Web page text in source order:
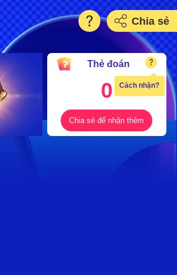
Chia sẻ
Thẻ đoán
0 Cách nhận?
Chia sẻ để nhận thêm